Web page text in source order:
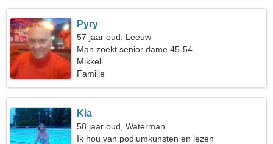
Pyry
57 jaar oud, Leeuw
Man zoekt senior dame 45-54
Mikkeli
Familie
Kia
58 jaar oud, Waterman
Ik hou van podiumkunsten en lezen